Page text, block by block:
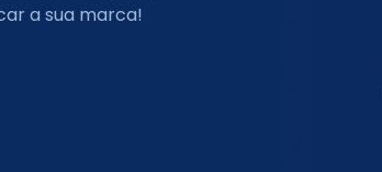
a sua marca!